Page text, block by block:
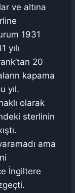
ve altına
1931
yılı
20
kapama
yıl.
olarak
sterlinin
ama
İngiltere